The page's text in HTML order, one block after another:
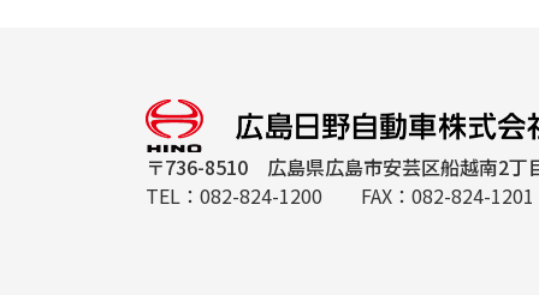
〒736-8510 広島県広島市安芸区船越南2丁
TEL： 082-824-1200 FAX：082-824-1201